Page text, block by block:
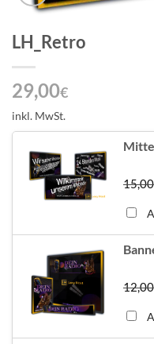
LH_Retro
29,00€
inkl. MwSt.
15,00
12,00